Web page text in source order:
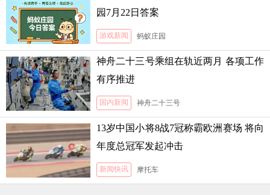
园7月22日答案
游戏新闻 蚂蚁庄园
神舟二十三号乘组在轨近两月 各项工作
有序推进
国内新闻 神舟二十三号
13岁中国小将8战7冠称霸欧洲赛场 将向
年度总冠军发起冲击
新闻快讯 摩托车